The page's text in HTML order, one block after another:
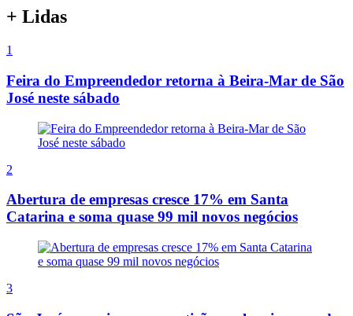
+ Lidas
1
Feira do Empreendedor retorna à Beira-Mar de São
José neste sábado
2
Abertura de empresas cresce 17% em Santa
Catarina e soma quase 99 mil novos negócios
3